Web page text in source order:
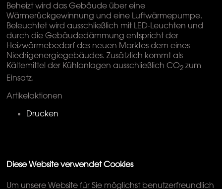
Beheizt wird das Gebäude über eine
Wärmerückgewinnung und eine Luftwärmepumpe.
Beleuchtet wird ausschließlich mit LED-Leuchten und
durch die Gebäudedämmung entspricht der
Heizwärmebedarf des neuen Marktes dem eines
Niedrigenergiegebäudes. Zusätzlich kommt als
Kältemittel der Kühlanlagen ausschließlich CO2 zum
Einsatz.
Artikelaktionen
Drucken
Diese Website verwendet Cookies
Um unsere Website für Sie möglichst benutzerfreundlich